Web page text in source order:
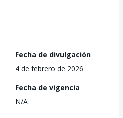
Fecha de divulgación
4 de febrero de 2026
Fecha de vigencia
N/A